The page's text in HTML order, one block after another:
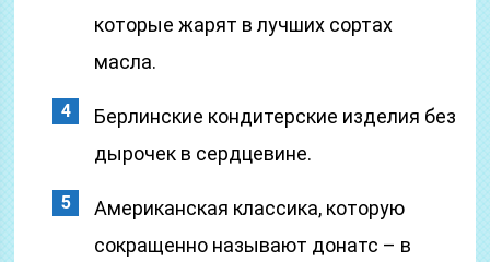
которые жарят в лучших сортах
масла.
Берлинские кондитерские изделия без
дырочек в сердцевине.
Американская классика, которую
сокращенно называют донатс – в